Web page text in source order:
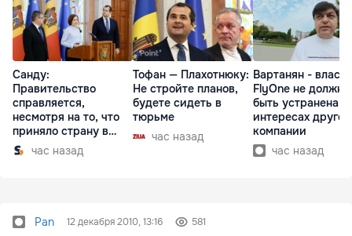
Санду:
Правительство
справляется,
несмотря на то, что
приняло страну в
разгар кризиса
час назад
Тофан — Плахотнюку:
Не стройте планов,
будете сидеть в
тюрьме
час назад
Вартанян -
FlyOne не должна
быть устранена в
интересах другой
компании
час назад
Pan 12 декабря 2010, 13:16 581